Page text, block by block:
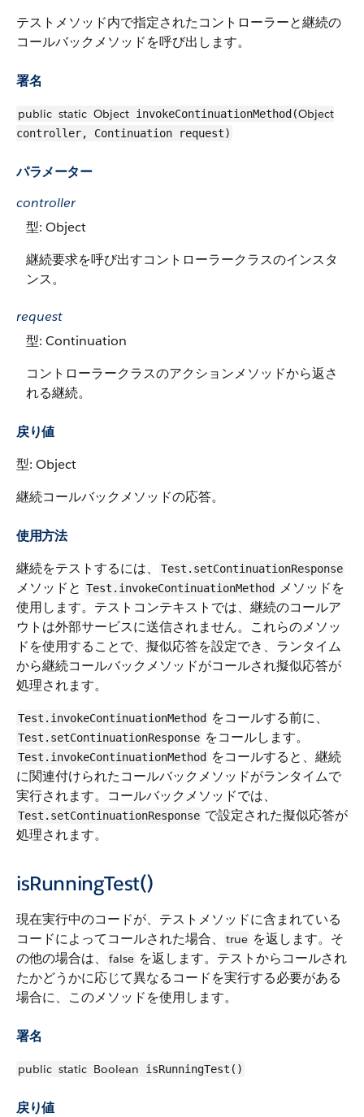
テストメソッド内で指定されたコントローラーと継続の
コールバックメソッドを呼び出します。
署名
public static Object invokeContinuationMethod(Object
controller, Continuation request)
パラメーター
controller
型: Object
継続要求を呼び出すコントローラークラスのインスタ
ンス。
request
型: Continuation
コントローラークラスのアクションメソッドから返さ
れる継続。
戻り値
型: Object
継続コールバックメソッドの応答。
使用方法
継続をテストするには、
Test.setContinuationResponse
メソッドと Test.invokeContinuationMethod
メソッドを
使用します。テストコンテキストでは、継続のコールア
ウトは外部サービスに送信されません。これらのメソッ
ドを使用することで、擬似応答を設定でき、ランタイム
から継続コールバックメソッドがコールされ擬似応答が
処理されます。
Test.invokeContinuationMethod をコールする前に、
Test.setContinuationResponse をコールします。
Test.invokeContinuationMethod
をコールすると、継続
に関連付けられたコールバックメソッドがランタイムで
実行されます。コールバックメソッドでは、
Test.setContinuationResponse で設定された擬似応答が
処理されます。
isRunningTest()
現在実行中のコードが、テストメソッドに含まれている
コードによってコールされた場合、
true を返します。そ
の他の場合は、
false を返します。テストからコールされ
たかどうかに応じて異なるコードを実行する必要がある
場合に、このメソッドを使用します。
署名
public static Boolean isRunningTest()
戻り値